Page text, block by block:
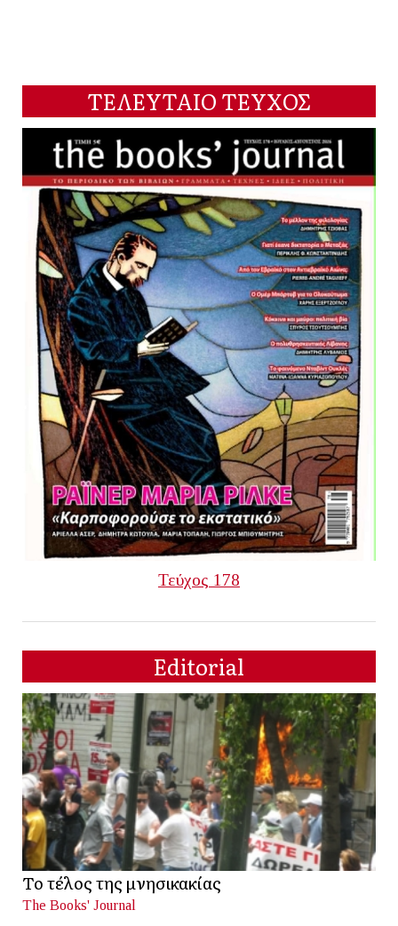
ΤΕΛΕΥΤΑΙΟ ΤΕΥΧΟΣ
Τεύχος 178
Editorial
Το τέλος της μνησικακίας
The Books' Journal